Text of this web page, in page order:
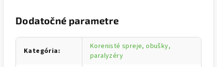
Dodatočné parametre
Kategória:
Korenisté spreje, obušky,
paralyzéry